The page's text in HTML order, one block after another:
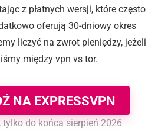
z płatnych wersji, które często
oferują 30-dniowy okres
liczyć na zwrot pieniędzy, jeżeli
między vpn vs tor.
NA EXPRESSVPN
tylko do końca sierpień 2026